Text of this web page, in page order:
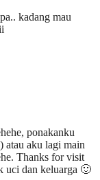
kadang mau
ponakanku
atau aku lagi main
Thanks for visit
uci dan keluarga 🙂